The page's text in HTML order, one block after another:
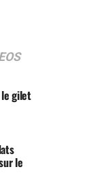
gilet
le